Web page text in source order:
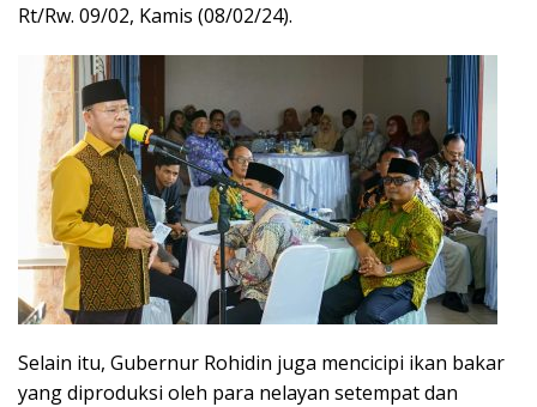
Rt/Rw. 09/02, Kamis (08/02/24).
Selain itu, Gubernur Rohidin juga mencicipi ikan bakar
yang diproduksi oleh para nelayan setempat dan